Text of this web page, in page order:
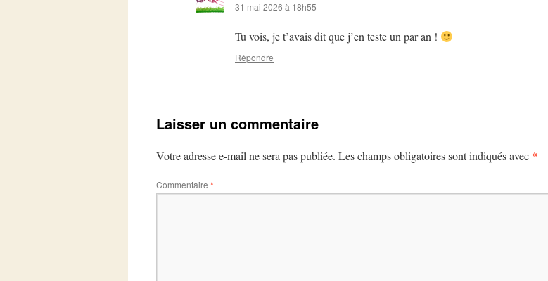
31 mai 2026 à 18h55
Tu vois, je t’avais dit que j’en teste un par an !
Répondre
Laisser un commentaire
Votre adresse e-mail ne sera pas publiée. Les champs obligatoires sont indiqués avec *
Commentaire *